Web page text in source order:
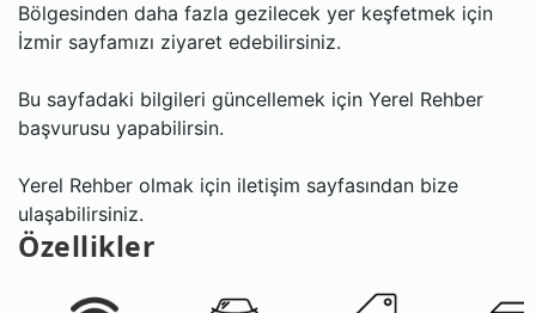
Bölgesinden daha fazla gezilecek yer keşfetmek için
İzmir sayfamızı ziyaret edebilirsiniz.
Bu sayfadaki bilgileri güncellemek için Yerel Rehber
başvurusu yapabilirsin.
Yerel Rehber olmak için iletişim sayfasından bize
ulaşabilirsiniz.
Özellikler